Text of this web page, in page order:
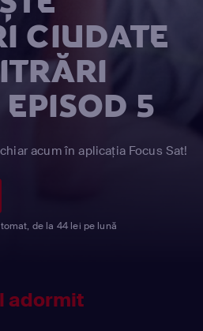
CIUDATE
5
acum în aplicația Focus Sat!
de la 44 lei pe lună
adormit